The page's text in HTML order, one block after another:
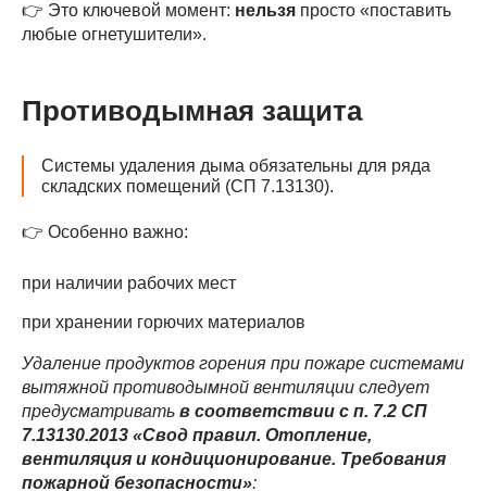
👉 Это ключевой момент: нельзя просто «поставить
любые огнетушители».
Противодымная защита
Системы удаления дыма обязательны для ряда
складских помещений (СП 7.13130).
👉 Особенно важно:
при наличии рабочих мест
при хранении горючих материалов
Удаление продуктов горения при пожаре системами
вытяжной противодымной вентиляции следует
предусматривать в соответствии с п. 7.2 СП
7.13130.2013 «Свод правил. Отопление,
вентиляция и кондиционирование. Требования
пожарной безопасности»: